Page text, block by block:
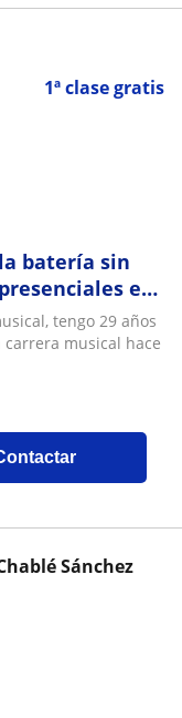
1ª clase gratis
batería sin
online
tengo 29 años
musical hace
Sánchez